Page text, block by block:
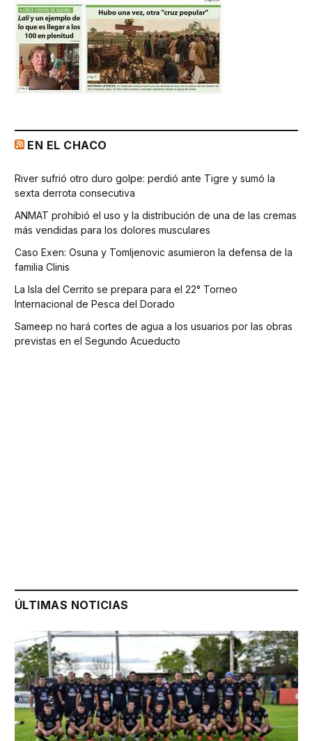
EN EL CHACO
River sufrió otro duro golpe: perdió ante Tigre y sumó la
sexta derrota consecutiva
ANMAT prohibió el uso y la distribución de una de las cremas
más vendidas para los dolores musculares
Caso Exen: Osuna y Tomljenovic asumieron la defensa de la
familia Clinis
La Isla del Cerrito se prepara para el 22° Torneo
Internacional de Pesca del Dorado
Sameep no hará cortes de agua a los usuarios por las obras
previstas en el Segundo Acueducto
ÚLTIMAS NOTICIAS